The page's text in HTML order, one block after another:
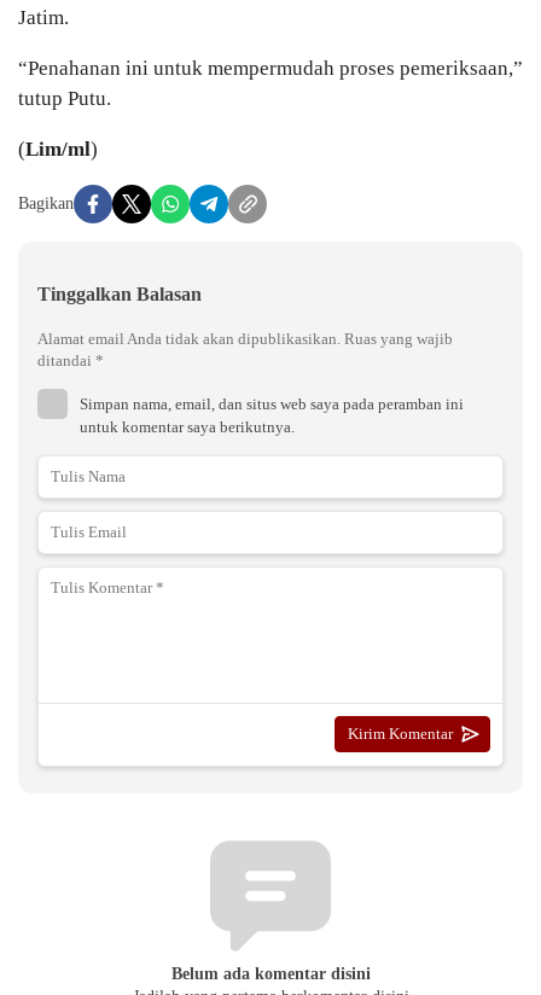
Jatim.
“Penahanan ini untuk mempermudah proses pemeriksaan,”
tutup Putu.
(Lim/ml)
Bagikan
Tinggalkan Balasan
Alamat email Anda tidak akan dipublikasikan. Ruas yang wajib
ditandai *
Simpan nama, email, dan situs web saya pada peramban ini
untuk komentar saya berikutnya.
Belum ada komentar disini